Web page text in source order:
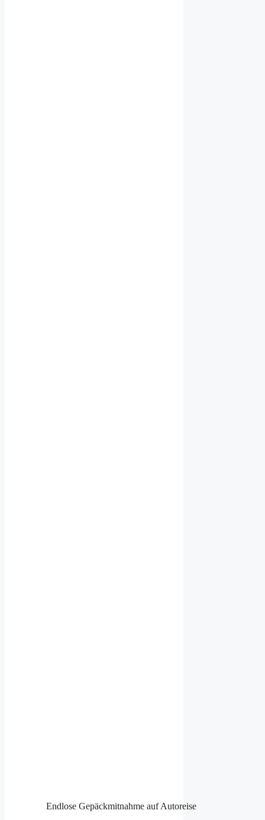
Endlose Gepäckmitnahme auf Autoreise